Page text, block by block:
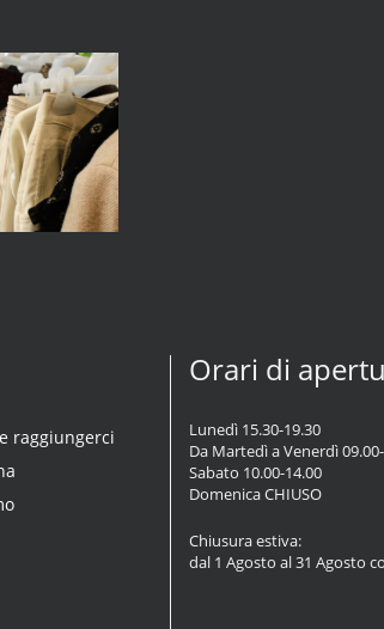
raggiungerci
Orari di
Lunedì 15.30-19.30
Da Martedì a Venerdì
Sabato 10.00-14.00
Domenica CHIUSO
Chiusura estiva:
dal 1 Agosto al 31 Agosto